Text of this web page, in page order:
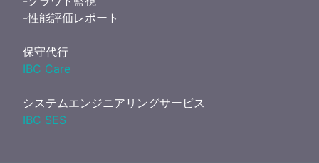
-性能評価レポート
保守代行
IBC Care
システムエンジニアリングサービス
IBC SES